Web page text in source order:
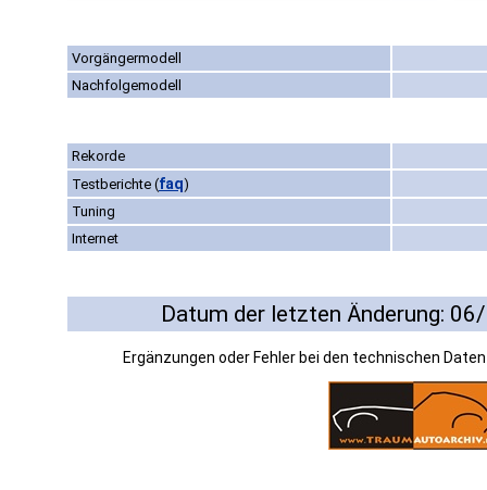
Vorgängermodell
Nachfolgemodell
Rekorde
Testberichte (faq)
Tuning
Internet
Datum der letzten Änderung:
Ergänzungen oder Fehler bei den technischen